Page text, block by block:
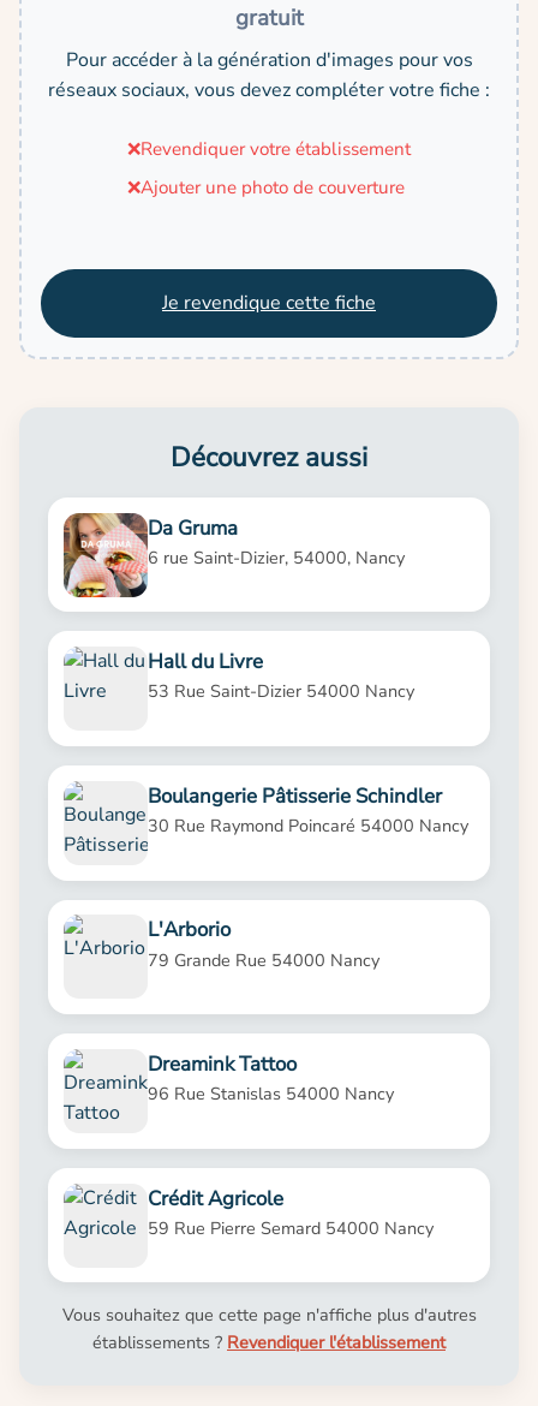
gratuit
Pour accéder à la génération d'images pour vos
réseaux sociaux, vous devez compléter votre fiche :
❌Revendiquer votre établissement
❌Ajouter une photo de couverture
Je revendique cette fiche
Découvrez aussi
Da Gruma
6 rue Saint-Dizier, 54000, Nancy
Hall du Livre
53 Rue Saint-Dizier 54000 Nancy
Boulangerie Pâtisserie Schindler
30 Rue Raymond Poincaré 54000 Nancy
L'Arborio
79 Grande Rue 54000 Nancy
Dreamink Tattoo
96 Rue Stanislas 54000 Nancy
Crédit Agricole
59 Rue Pierre Semard 54000 Nancy
Vous souhaitez que cette page n'affiche plus d'autres
établissements ? Revendiquer l'établissement